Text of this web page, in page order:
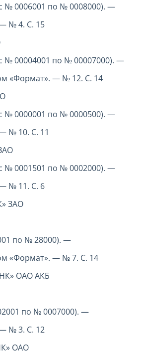
№ 0006001 по № 0008000). —
№ 4. С. 15
№ 00004001 по № 00007000). —
«Формат». — № 12. С. 14
№ 0000001 по № 0000500). —
№ 10. С. 11
№ 0001501 по № 0002000). —
№ 11. С. 6
ЗАО
по № 28000). —
«Формат». — № 7. С. 14
ОАО АКБ
по № 0007000). —
№ 3. С. 12
ОАО